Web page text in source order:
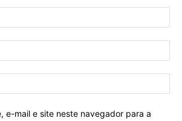
e-mail e site neste navegador para a